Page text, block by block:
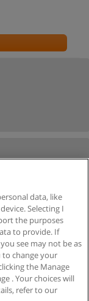
data, like
Selecting I
the purposes
to provide. If
see may not be as
to change your
the Manage
. Your choices will
refer to our